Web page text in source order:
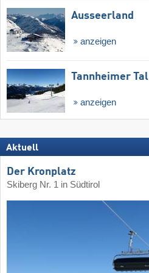
Ausseerland
anzeigen
Tannheimer Tal
anzeigen
Aktuell
Der Kronplatz
Skiberg Nr. 1 in Südtirol